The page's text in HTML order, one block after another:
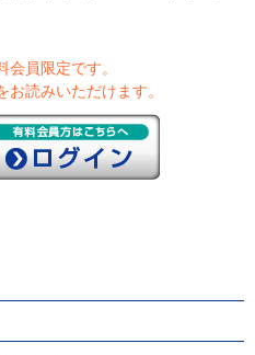
会員限定です。
読みいただけます。